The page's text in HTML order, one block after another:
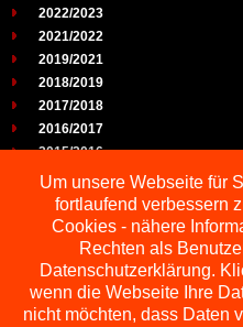
2022/2023
2021/2022
2019/2021
2018/2019
2017/2018
2016/2017
2015/2016
2014/2015
2013/2014
2012/2013
2011/2012
2010/2011
2009/2010
Um unsere Webseite für
fortlaufend verbessern
Cookies - nähere
Rechten als
Datenschutzerklärung.
wenn die Webseite Ihre
nicht möchten, dass Daten